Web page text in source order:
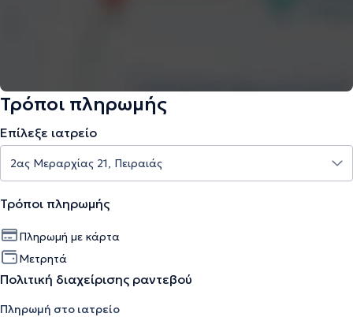
Τρόποι πληρωμής
Επίλεξε ιατρείο
Τρόποι πληρωμής
Πληρωμή με κάρτα
Μετρητά
Πολιτική διαχείρισης ραντεβού
Πληρωμή στο ιατρείο